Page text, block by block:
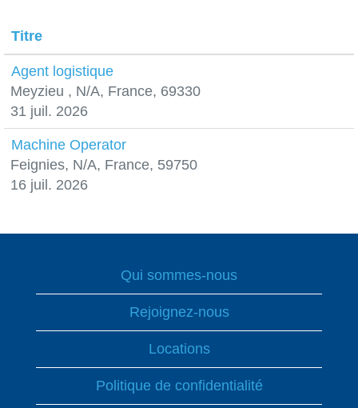
Titre
Agent logistique
Meyzieu , N/A, France, 69330
31 juil. 2026
Machine Operator
Feignies, N/A, France, 59750
16 juil. 2026
Qui sommes-nous
Rejoignez-nous
Locations
Politique de confidentialité